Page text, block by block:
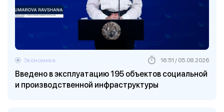
Введено в эксплуатацию 195 объектов социальной
и производственной инфраструктуры
Экономика 16:51 / 05.08.2026